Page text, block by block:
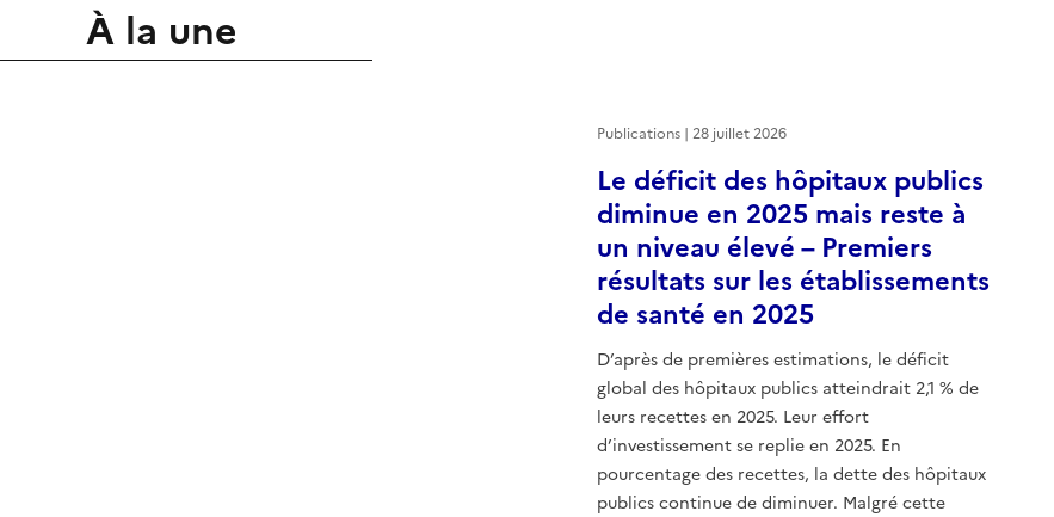
À la une
Le déficit des hôpitaux publics
diminue en 2025 mais reste à
un niveau élevé – Premiers
résultats sur les établissements
de santé en 2025
D’après de premières estimations, le déficit
global des hôpitaux publics atteindrait 2,1 % de
leurs recettes en 2025. Leur effort
d’investissement se replie en 2025. En
pourcentage des recettes, la dette des hôpitaux
publics continue de diminuer. Malgré cette
Publications | 28 juillet 2026